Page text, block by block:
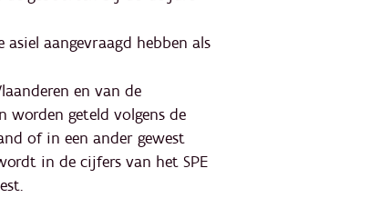
aangevraagd hebben als
en van de
worden geteld volgens de
of in een ander gewest
in de cijfers van het SPE